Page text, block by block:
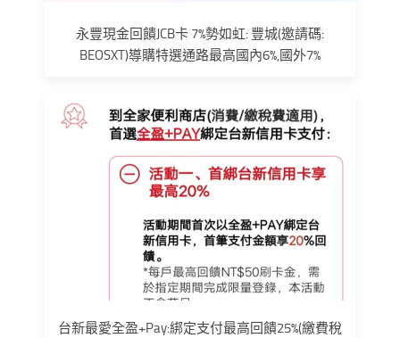
永豐現金回饋JCB卡 7%勢如虹: 豐城(邀請碼:
BEOSXT)導購特選通路最高國內6%,國外7%
台新最愛全盈+Pay:綁定支付最高回饋25%(繳費稅